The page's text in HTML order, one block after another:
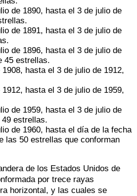
de 1890, hasta el 3 de julio de
de 1891, hasta el 3 de julio de
de 1896, hasta el 3 de julio de
45 estrellas.
hasta el 3 de julio de 1912,
hasta el 3 de julio de 1959,
de 1959, hasta el 3 de julio de
49 estrellas.
de 1960, hasta el día de la fecha
las 50 estrellas que conforman
de los Estados Unidos de
por trece rayas
horizontal, y las cuales se